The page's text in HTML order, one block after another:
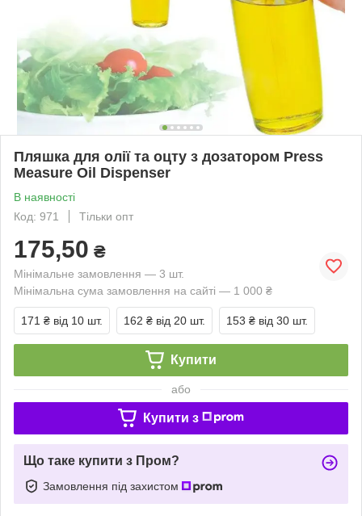
Пляшка для олії та оцту з дозатором Press
Measure Oil Dispenser
В наявності
Код: 971
Тільки опт
175,50 ₴
Мінімальне замовлення — 3 шт.
Мінімальна сума замовлення на сайті — 1 000 ₴
171 ₴ від 10 шт. 162 ₴ від 20 шт. 153 ₴ від 30 шт.
Купити
або
Купити з
Що таке купити з Пром?
Замовлення під захистом